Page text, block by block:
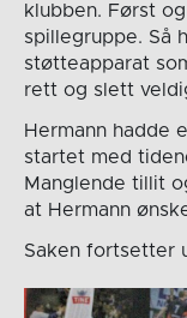
klubben. Først
spillegruppe. Så
støtteapparat
rett og slett
Hermann hadde
startet med
Manglende tillit
at Hermann
Saken fortsetter